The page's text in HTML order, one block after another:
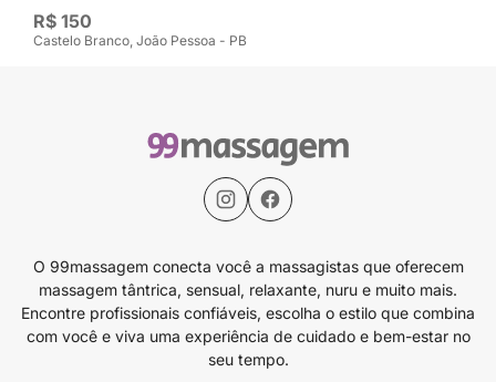
R$ 150
Castelo Branco, João Pessoa - PB
Avaliar
O 99massagem conecta você a massagistas que oferecem
massagem tântrica, sensual, relaxante, nuru e muito mais.
Encontre profissionais confiáveis, escolha o estilo que combina
com você e viva uma experiência de cuidado e bem-estar no
seu tempo.